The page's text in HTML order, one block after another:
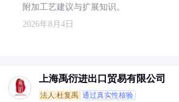
附加工艺建议与扩展知识。
2026年8月4日
上海禹衍进出口贸易有限公司
法人:杜复禹 通过真实性核验